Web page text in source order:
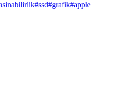
#ssd#grafik#apple